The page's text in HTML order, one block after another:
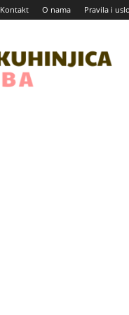
Kontakt O nama Pravila i